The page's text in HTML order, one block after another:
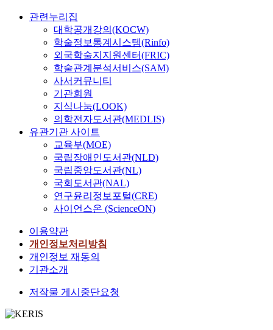
관련누리집
대학공개강의(KOCW)
학술정보통계시스템(Rinfo)
외국학술지지원센터(FRIC)
학술관계분석서비스(SAM)
사서커뮤니티
기관회원
지식나눔(LOOK)
의학전자도서관(MEDLIS)
유관기관 사이트
교육부(MOE)
국립장애인도서관(NLD)
국립중앙도서관(NL)
국회도서관(NAL)
연구윤리정보포털(CRE)
사이언스온 (ScienceON)
이용약관
개인정보처리방침
개인정보 재동의
기관소개
저작물 게시중단요청